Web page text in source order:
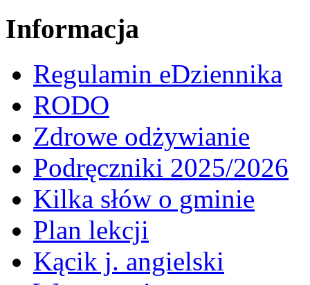
Informacja
Regulamin eDziennika
RODO
Zdrowe odżywianie
Podręczniki 2025/2026
Kilka słów o gminie
Plan lekcji
Kącik j. angielski